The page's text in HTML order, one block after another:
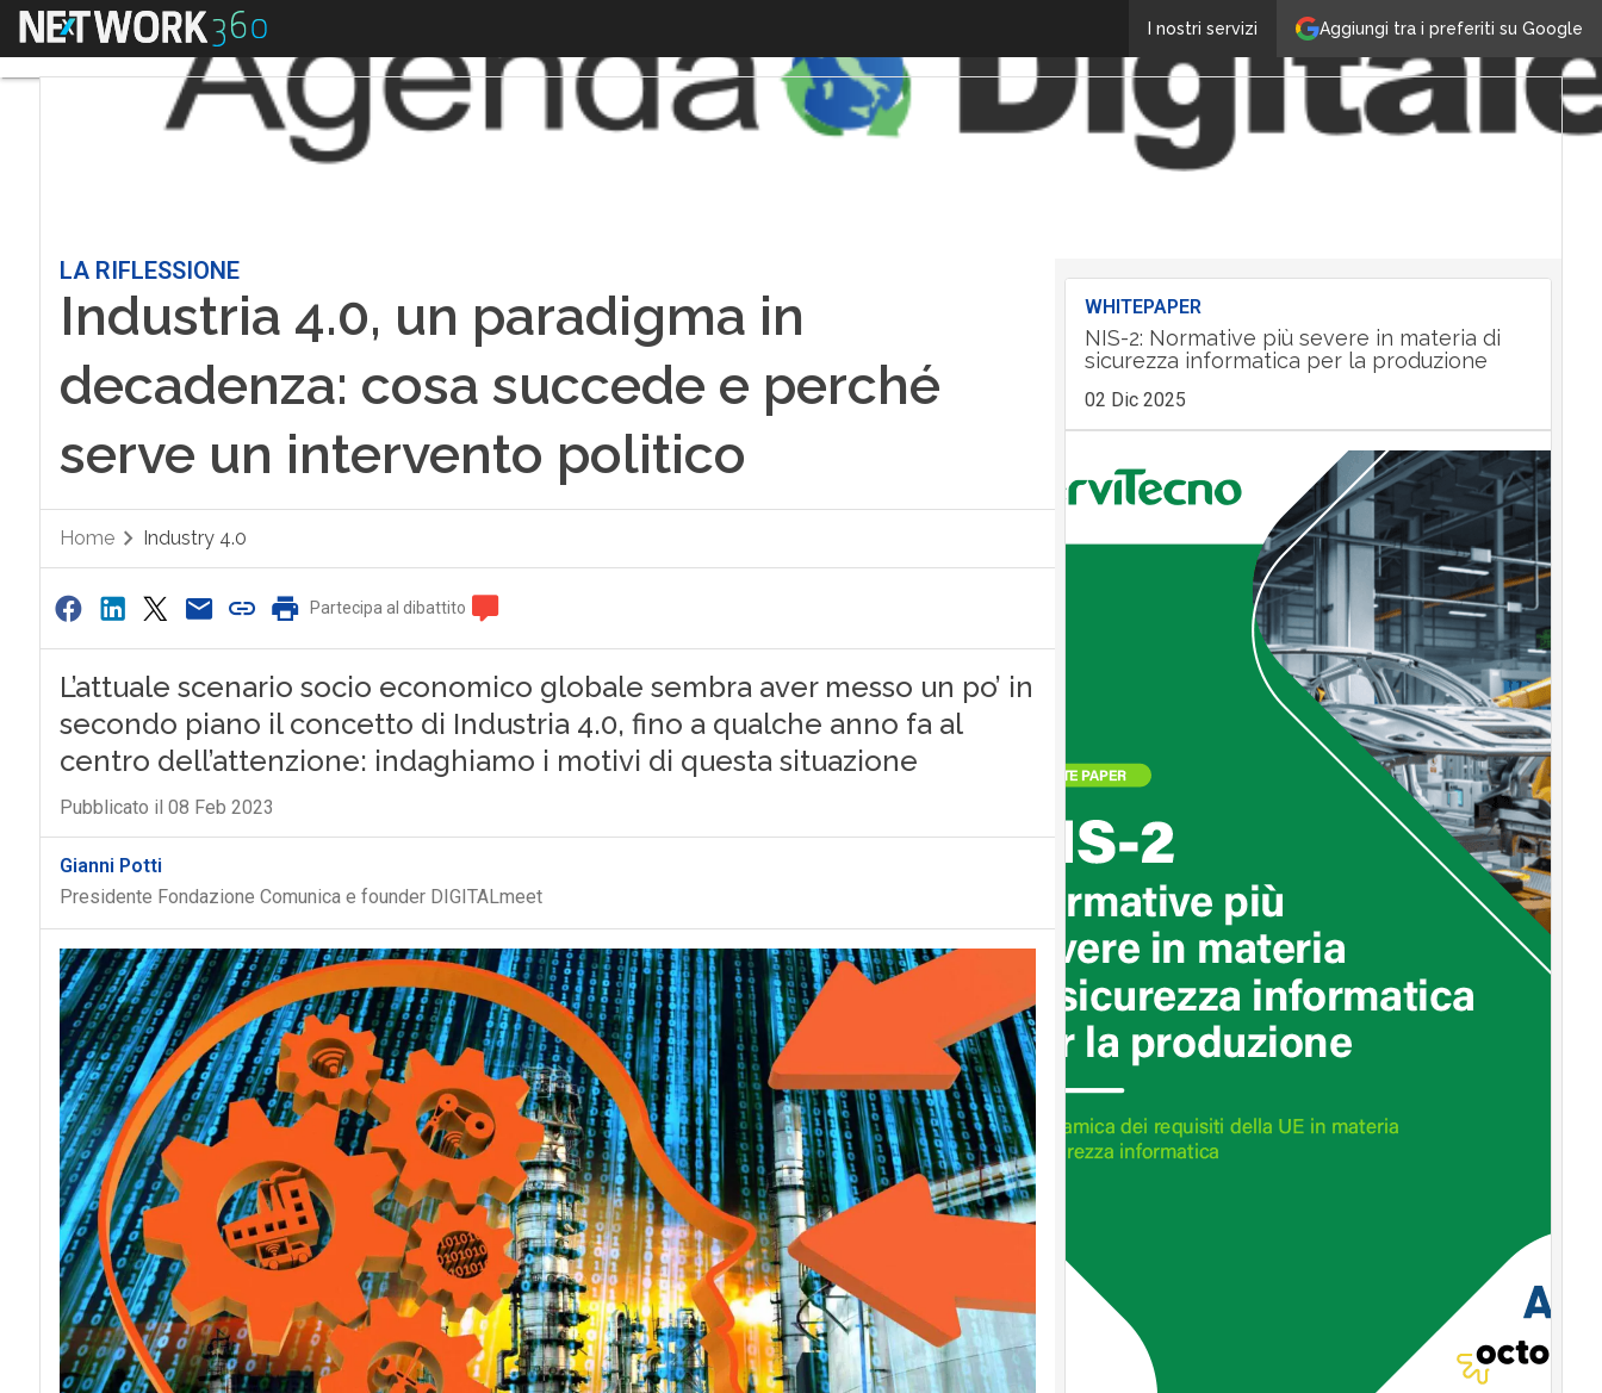
Aggiungi tra i preferiti su Google
I nostri servizi
Menu
LA RIFLESSIONE
Industria 4.0, un paradigma in
decadenza: cosa succede e perché
serve un intervento politico
Home Industry 4.0
Partecipa al dibattito
L’attuale scenario socio economico globale sembra aver messo un po’ in
secondo piano il concetto di Industria 4.0, fino a qualche anno fa al
centro dell’attenzione: indaghiamo i motivi di questa situazione
Pubblicato il 08 Feb 2023
Gianni Potti
Presidente Fondazione Comunica e founder DIGITALmeet
WHITEPAPER
NIS-2: Normative più severe in materia di
sicurezza informatica per la produzione
02 Dic 2025